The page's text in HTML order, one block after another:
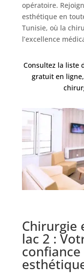
Nos
chirurgiens
FAQ
Services
Nos
cliniques
Nos
articles
Avant
/
Gratuit
opératoire.
esthétique en
Tunisie, où la
l’excellence
Consultez la liste
gratuit en
Chirurgie
lac 2 :